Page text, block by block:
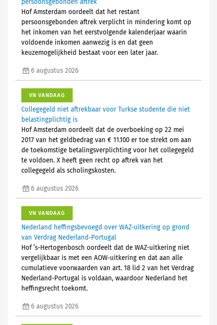
persoonsgebonden aftrek
Hof Amsterdam oordeelt dat het restant
persoonsgebonden aftrek verplicht in mindering komt op
het inkomen van het eerstvolgende kalenderjaar waarin
voldoende inkomen aanwezig is en dat geen
keuzemogelijkheid bestaat voor een later jaar.
6 augustus 2026
VN VANDAAG
Collegegeld niet aftrekbaar voor Turkse studente die niet
belastingplichtig is
Hof Amsterdam oordeelt dat de overboeking op 22 mei
2017 van het geldbedrag van € 11.100 er toe strekt om aan
de toekomstige betalingsverplichting voor het collegegeld
te voldoen. X heeft geen recht op aftrek van het
collegegeld als scholingskosten.
6 augustus 2026
VN VANDAAG
Nederland heffingsbevoegd over WAZ-uitkering op grond
van Verdrag Nederland-Portugal
Hof ’s-Hertogenbosch oordeelt dat de WAZ-uitkering niet
vergelijkbaar is met een AOW-uitkering en dat aan alle
cumulatieve voorwaarden van art. 18 lid 2 van het Verdrag
Nederland-Portugal is voldaan, waardoor Nederland het
heffingsrecht toekomt.
6 augustus 2026